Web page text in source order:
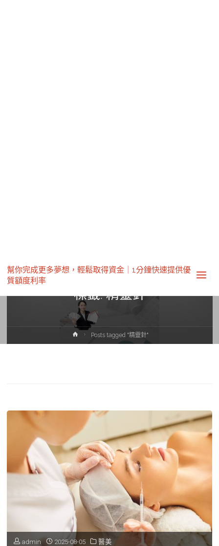
幫你完成更多夢想，輕鬆取得資金｜1分鐘快速提供優
質額度利率‎
標籤:精靈針
HomePosts tagged "精靈針"
admin 2025-08-05 醫美